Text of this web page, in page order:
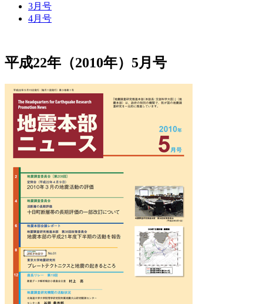
3月号
4月号
平成22年（2010年）5月号